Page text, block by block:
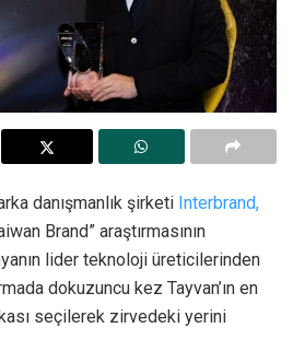
danışmanlık şirketi Interbrand,
Brand” araştırmasının
lider teknoloji üreticilerinden
dokuzuncu kez Tayvan’ın en
seçilerek zirvedeki yerini